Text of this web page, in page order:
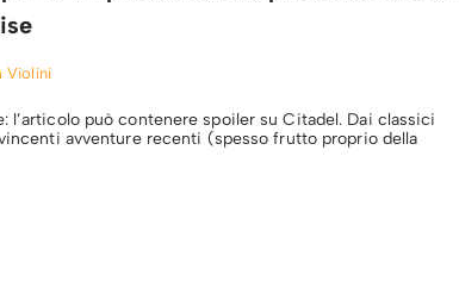
Violini
l’articolo può contenere spoiler su Citadel. Dai classici
avventure recenti (spesso frutto proprio della